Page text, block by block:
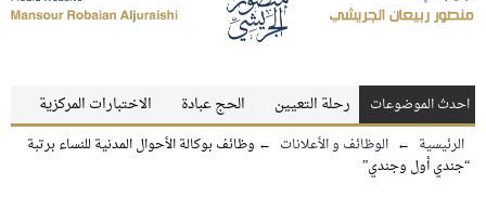
احدث الموضوعات الرسوب الاختبارات المركزية الحج عبادة رحلة التعيين
الرئيسية ← الوظائف و الأعلانات ← وظائف بوكالة الأحوال المدنية للنساء برتبة
“جندي أول وجندي”